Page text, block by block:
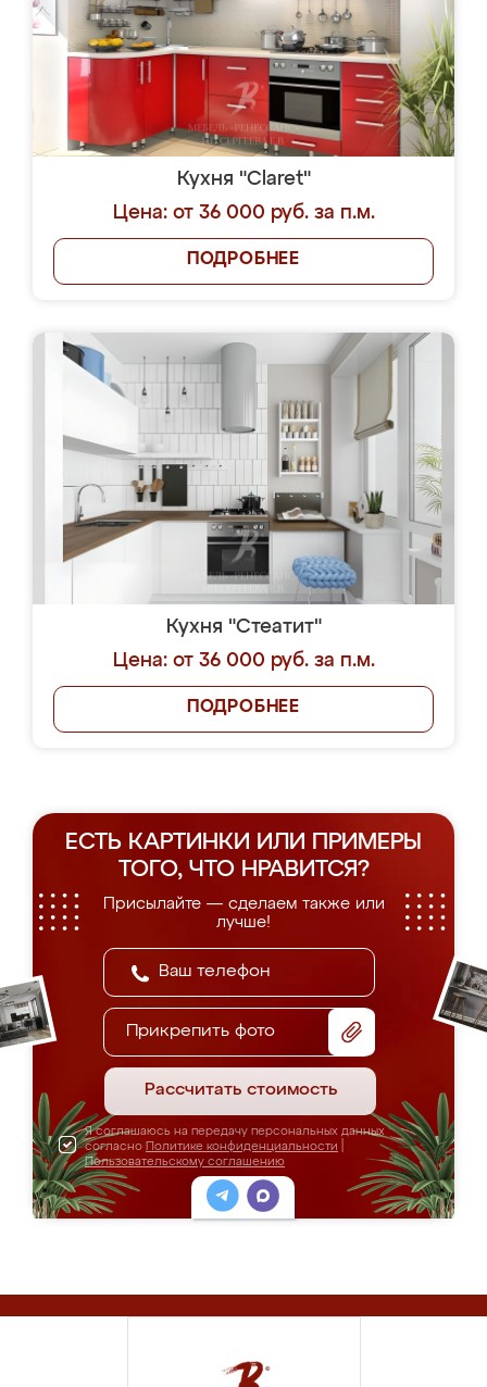
Кухня "Claret"
Цена: от 36 000 руб. за п.м.
ПОДРОБНЕЕ
Кухня "Стеатит"
Цена: от 36 000 руб. за п.м.
ПОДРОБНЕЕ
ЕСТЬ КАРТИНКИ ИЛИ ПРИМЕРЫ
ТОГО, ЧТО НРАВИТСЯ?
Присылайте — сделаем также или
лучше!
Прикрепить фото
Рассчитать стоимость
Я соглашаюсь на передачу персональных данных
согласно Политике конфиденциальности
Пользовательскому соглашению